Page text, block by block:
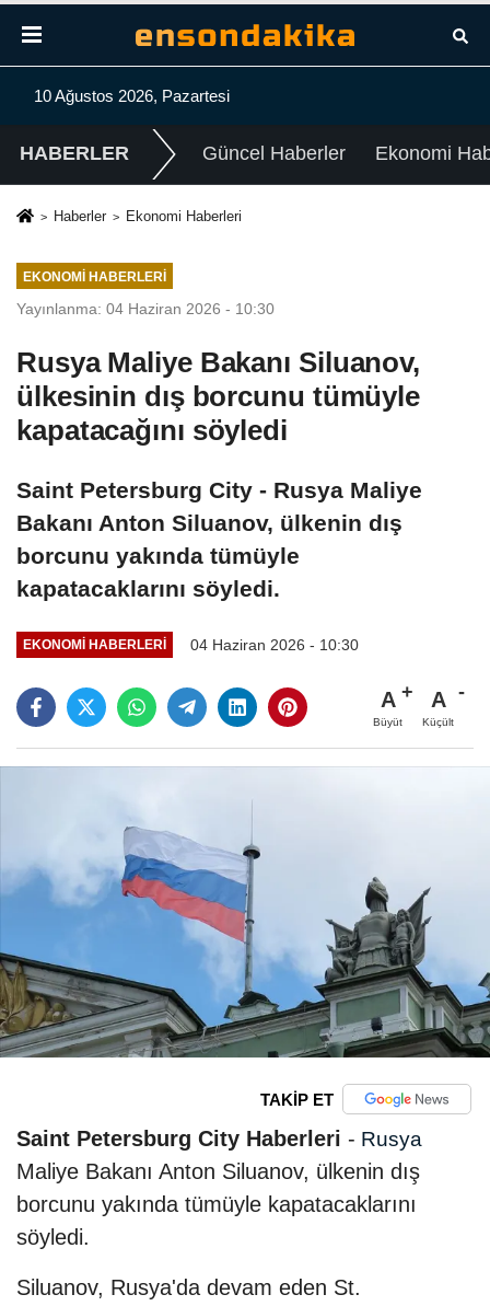
10 Ağustos 2026, Pazartesi
HABERLER Güncel Haberler Ekonomi
Haberler Ekonomi Haberleri
EKONOMI HABERLERI
Yayınlanma: 04 Haziran 2026 - 10:30
Rusya Maliye Bakanı Siluanov,
ülkesinin dış borcunu tümüyle
kapatacağını söyledi
Saint Petersburg City - Rusya Maliye
Bakanı Anton Siluanov, ülkenin dış
borcunu yakında tümüyle
kapatacaklarını söyledi.
EKONOMI HABERLERI 04 Haziran 2026 - 10:30
A
Büyüt
A
Küçült
TAKİP ET
Saint Petersburg City Haberleri - Rusya
Maliye Bakanı Anton Siluanov, ülkenin dış
borcunu yakında tümüyle kapatacaklarını
söyledi.
Siluanov, Rusya'da devam eden St.